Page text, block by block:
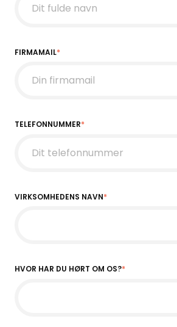
FIRMAMAIL*
TELEFONNUMMER*
VIRKSOMHEDENS NAVN*
HVOR HAR DU HØRT OM OS?*